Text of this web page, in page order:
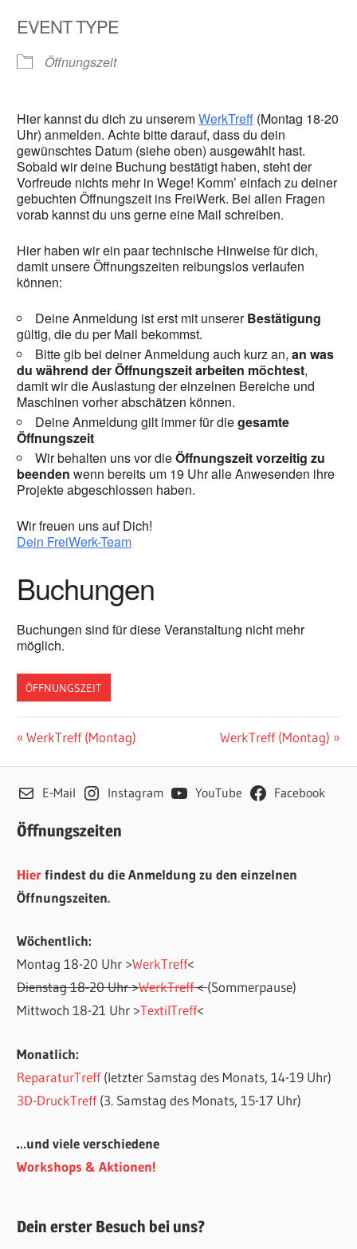
EVENT TYPE
Öffnungszeit
Hier kannst du dich zu unseremWerkTreff (Montag 18-20
Uhr) anmelden. Achte bitte darauf, dass du dein
gewünschtes Datum (siehe oben) ausgewählt hast.
Sobald wir deine Buchung bestätigt haben, steht der
Vorfreude nichts mehr in Wege! Komm’ einfach zu deiner
gebuchten Öffnungszeit ins FreiWerk. Bei allen Fragen
vorab kannst du uns gerne eine Mail schreiben.
Hier haben wir ein paar technische Hinweise für dich,
damit unsere Öffnungszeiten reibungslos verlaufen
können:
Deine Anmeldung ist erst mit unsererBestätigung
gültig, die du per Mail bekommst.
Bitte gib bei deiner Anmeldung auch kurz an,an was
du während der Öffnungszeit arbeiten möchtest,
damit wir die Auslastung der einzelnen Bereiche und
Maschinen vorher abschätzen können.
Deine Anmeldung gilt immer für diegesamte
Öffnungszeit
Wir behalten uns vor dieÖffnungszeit vorzeitig zu
beenden wenn bereits um 19 Uhr alle Anwesenden ihre
Projekte abgeschlossen haben.
Wir freuen uns auf Dich!
Dein FreiWerk-Team
Buchungen
Buchungen sind für diese Veranstaltung nicht mehr
möglich.
ÖFFNUNGSZEIT
Beitragsnavigation
Vorheriger
WerkTreff (Montag)
Nächster
WerkTreff (Montag)
E-Mail Instagram YouTube Facebook
Öffnungszeiten
Hierfindest du die Anmeldung zu den einzelnen
Öffnungszeiten.
Wöchentlich:
Montag 18-20 Uhr >WerkTreff<
Dienstag 18-20 Uhr >WerkTreff<(Sommerpause)
Mittwoch 18-21 Uhr >TextilTreff<
Monatlich:
ReparaturTreff(letzter Samstag des Monats, 14-19 Uhr)
3D-DruckTreff(3. Samstag des Monats, 15-17 Uhr)
…und viele verschiedene
Workshops & Aktionen!
Dein erster Besuch bei uns?